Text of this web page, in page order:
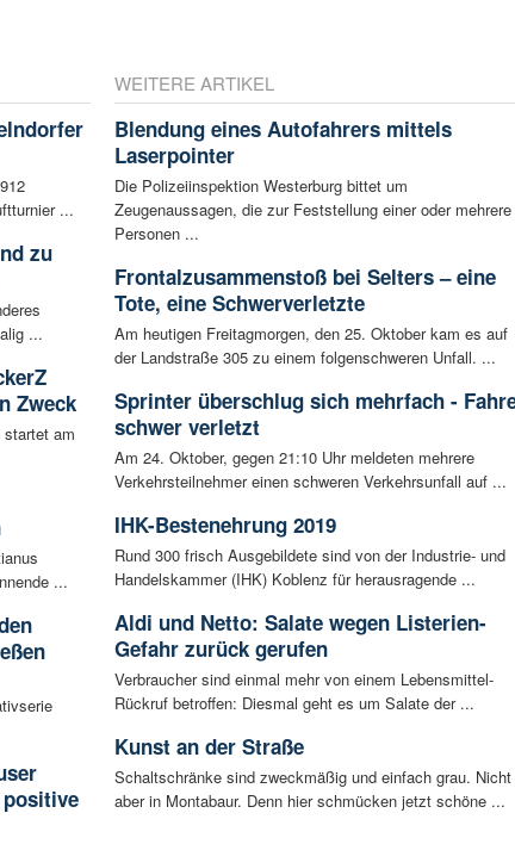
...
zu
...
Zweck
am
...
WEITERE ARTIKEL
Blendung eines Autofahrers mittels
Laserpointer
Die Polizeiinspektion Westerburg bittet um
Zeugenaussagen, die zur Feststellung einer oder mehrere
Personen ...
Frontalzusammenstoß bei Selters – eine
Tote, eine Schwerverletzte
Am heutigen Freitagmorgen, den 25. Oktober kam es auf
der Landstraße 305 zu einem folgenschweren Unfall. ...
Sprinter überschlug sich mehrfach -
schwer verletzt
Am 24. Oktober, gegen 21:10 Uhr meldeten mehrere
Verkehrsteilnehmer einen schweren Verkehrsunfall auf ...
IHK-Bestenehrung 2019
Rund 300 frisch Ausgebildete sind von der Industrie- und
Handelskammer (IHK) Koblenz für herausragende ...
Aldi und Netto: Salate wegen Listerien-
Gefahr zurück gerufen
Verbraucher sind einmal mehr von einem Lebensmittel-
Rückruf betroffen: Diesmal geht es um Salate der ...
Kunst an der Straße
Schaltschränke sind zweckmäßig und einfach grau. Nicht
aber in Montabaur. Denn hier schmücken jetzt schöne ...